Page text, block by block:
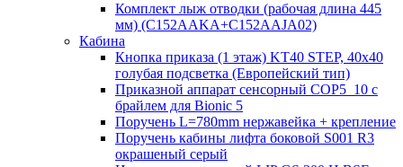
Комплект лыж отводки (рабочая длина 445
мм) (C152AAKA+C152AAJA02)
Кабина
Кнопка приказа (1 этаж) KT40 STEP, 40х40
голубая подсветка (Европейский тип)
Приказной аппарат сенсорный COP5_10 с
брайлем для Bionic 5
Поручень L=780mm нержавейка + крепление
Поручень кабины лифта боковой S001 R3
окрашеный серый